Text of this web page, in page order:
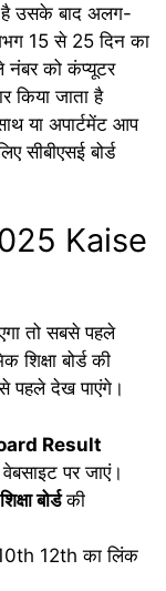
है उसके बाद अलग-
15 से 25 दिन का
नंबर को कंप्यूटर
किया जाता है
या अपार्टमेंट आप
सीबीएसई बोर्ड
Kaise
तो सबसे पहले
बोर्ड की
पहले देख पाएंगे।
Result
पर जाएं।
बोर्डकी
10th 12th का लिंक